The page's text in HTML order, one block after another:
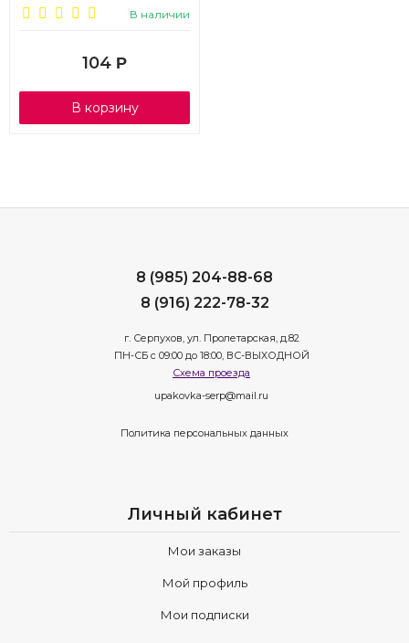
В наличии
104 Р
В корзину
8 (985) 204-88-68
8 (916) 222-78-32
г. Серпухов, ул. Пролетарская, д.82
ПН-СБ с 09:00 до 18:00, ВС-ВЫХОДНОЙ
Схема проезда
upakovka-serp@mail.ru
Политика персональных данных
Личный кабинет
Мои заказы
Мой профиль
Мои подписки